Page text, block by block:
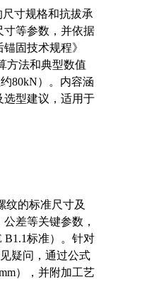
寸规格和抗拔承
寸等参数，并依据
固技术规程》
方法和典型数值
80kN）。内容涵
选型建议，适用于
纹的标准尺寸及
差等关键参数，
B1.1标准）。针对
疑问，通过公式
），并附加工艺